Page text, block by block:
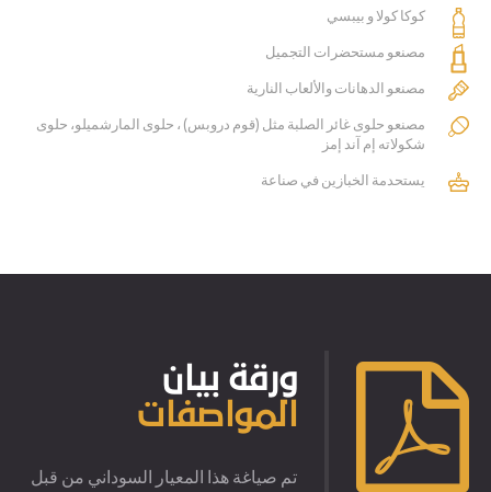
كوكا كولا و بيبسي
مصنعو مستحضرات التجميل
مصنعو الدهانات والألعاب النارية
مصنعو حلوى غائر الصلبة مثل (قوم دروبس) ، حلوى المارشميلو، حلوى
شكولاته إم آند إمز
يستحدمة الخبازين في صناعة
ورقة بيان
المواصفات
تم صياغة هذا المعيار السوداني من قبل